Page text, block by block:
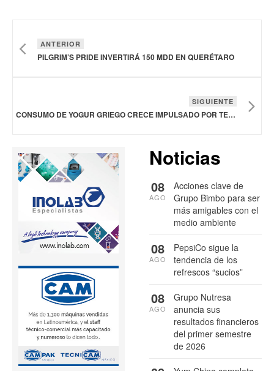
ANTERIOR
PILGRIM’S PRIDE INVERTIRÁ 150 MDD EN QUERÉTARO
SIGUIENTE
CONSUMO DE YOGUR GRIEGO CRECE IMPULSADO POR TENDENCIAS DE BIENESTAR Y NUTRICIÓN FUNCIONAL
Noticias
Acciones clave de
Grupo Bimbo para ser
más amigables con el
medio ambiente
08
AGO
PepsiCo sigue la
tendencia de los
refrescos “sucios”
08
AGO
Grupo Nutresa
anuncia sus
resultados financieros
del primer semestre
de 2026
08
AGO